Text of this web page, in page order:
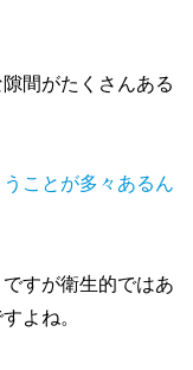
間がたくさんある
ことが多々あるん
すが衛生的ではあ
よね。